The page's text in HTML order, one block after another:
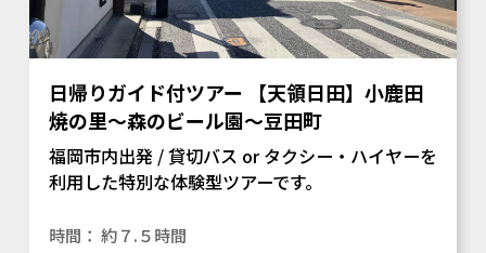
日帰りガイド付ツアー 【天領日田】小鹿田
焼の里～森のビール園～豆田町
福岡市内出発 / 貸切バス or タクシー・ハイヤーを
利用した特別な体験型ツアーです。
約７.５時間